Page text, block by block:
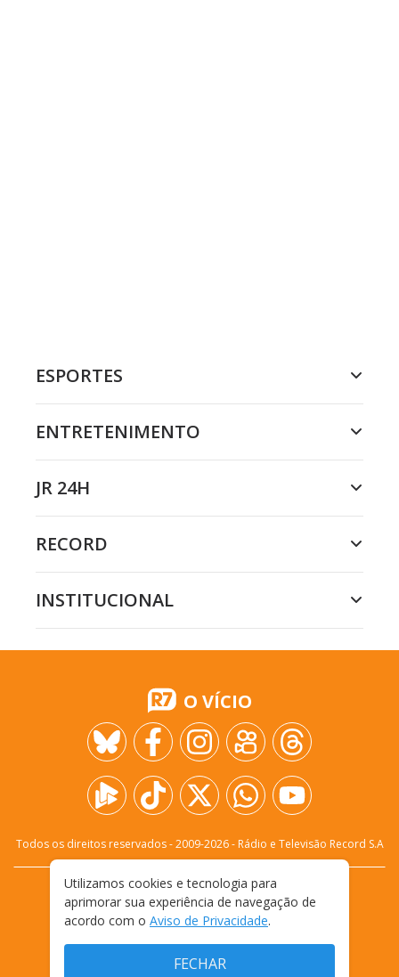
ESPORTES
ENTRETENIMENTO
JR 24H
RECORD
INSTITUCIONAL
O VÍCIO
Todos os direitos reservados - 2009-2026- Rádio e Televisão Record S.A
FALE CONOSCO
PRIVACIDADE
TERMOS E CONDIÇÕES DE USO
Utilizamos cookies e tecnologia para
aprimorar sua experiência de navegação de
acordo com o Aviso de Privacidade.
FECHAR